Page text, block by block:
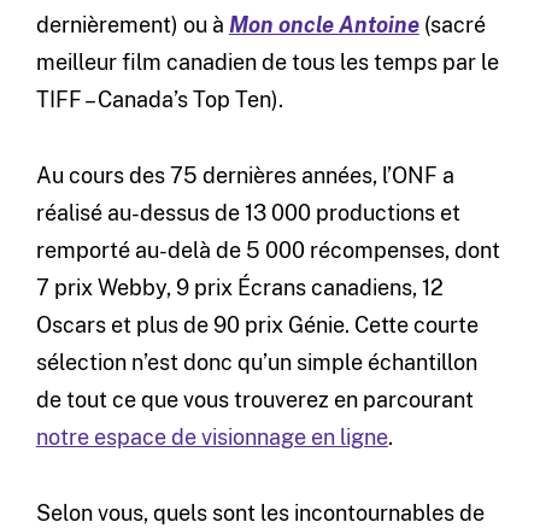
dernièrement) ou à Mon oncle Antoine(sacré
meilleur film canadien de tous les temps par le
TIFF – Canada’s Top Ten).
Au cours des 75 dernières années, l’ONF a
réalisé au-dessus de 13 000 productions et
remporté au-delà de 5 000 récompenses, dont
7 prix Webby, 9 prix Écrans canadiens, 12
Oscars et plus de 90 prix Génie. Cette courte
sélection n’est donc qu’un simple échantillon
de tout ce que vous trouverez en parcourant
notre espace de visionnage en ligne.
Selon vous, quels sont les incontournables de